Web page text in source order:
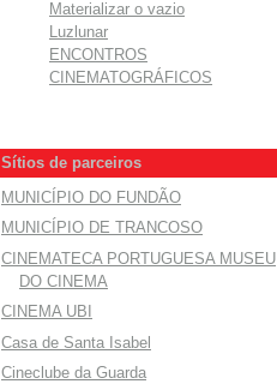
Materializar o vazio
Luzlunar
ENCONTROS
CINEMATOGRÁFICOS
Sítios de parceiros
MUNICÍPIO DO FUNDÃO
MUNICÍPIO DE TRANCOSO
CINEMATECA PORTUGUESA MUSEU
DO CINEMA
CINEMA UBI
Casa de Santa Isabel
Cineclube da Guarda